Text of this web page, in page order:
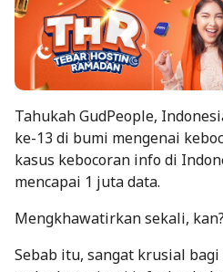
Tahukah GudPeople,
ke-13 di bumi mengenai
kasus kebocoran info di
mencapai 1 juta data.
Mengkhawatirkan sekali, kan?
Sebab itu, sangat krusial